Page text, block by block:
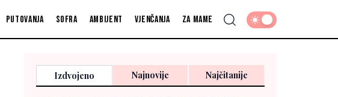
Putovanja Sofra Ambijent Vjenčanja Za mame
Izdvojeno Najnovije Najčitanije